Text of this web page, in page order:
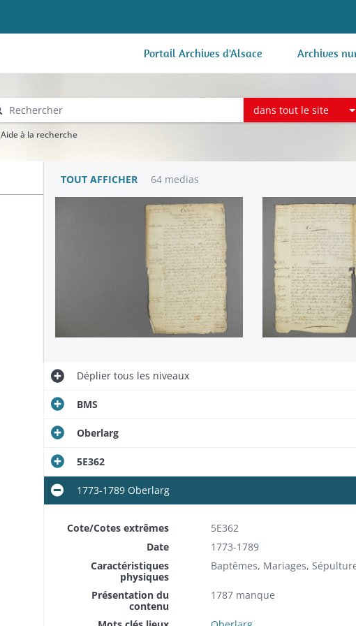
Portail Archives d'Alsace Archives
dans tout le site
Aide à la recherche
TOUT AFFICHER 64 medias
Dépliertous les niveaux
BMS
Oberlarg
5E362
1773-1789 Oberlarg
Cote/Cotes extrêmes
5E362
Date
1773-1789
Caractéristiques
physiques
Baptêmes, Mariages,
Présentation du
contenu
1787 manque